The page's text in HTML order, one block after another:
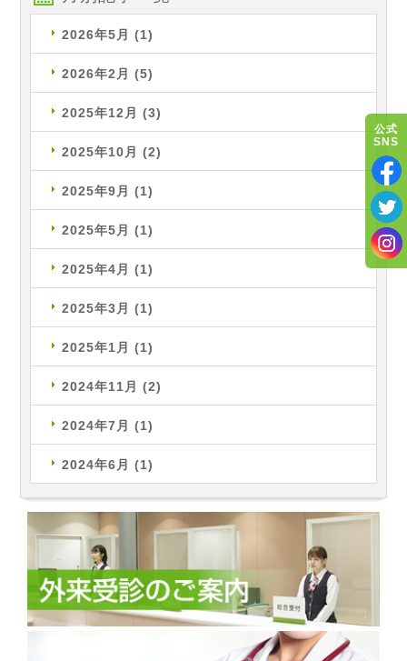
2026年5月 (1)
2026年2月 (5)
2025年12月 (3)
2025年10月 (2)
2025年9月 (1)
2025年5月 (1)
2025年4月 (1)
2025年3月 (1)
2025年1月 (1)
2024年11月 (2)
2024年7月 (1)
2024年6月 (1)
公式
SNS